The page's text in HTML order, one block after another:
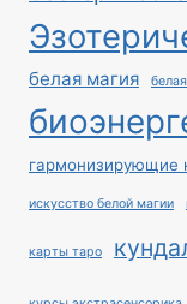
белая магия
гармонизирующие
искусство белой магии
карты таро